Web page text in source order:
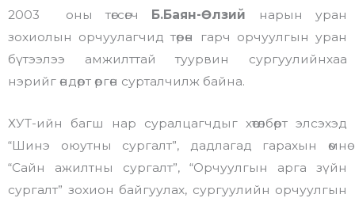
2003 оны төгсөгч Б.Баян-Өлзий нарын уран
зохиолын орчуулагчид төрөн гарч орчуулгын уран
бүтээлээ амжилттай туурвин сургуулийнхаа
нэрийг өндөрт өргөн сурталчилж байна.
ХУТ-ийн багш нар суралцагчдыг хөтөлбөрт элсэхэд
“Шинэ оюутны сургалт”, дадлагад гарахын өмнө
“Сайн ажилтны сургалт”, “Орчуулгын арга зүйн
сургалт” зохион байгуулах, сургуулийн орчуулгын